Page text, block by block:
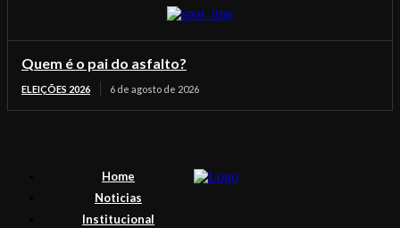
Quem é o pai do asfalto?
ELEIÇÕES 2026 6 de agosto de 2026
Home
Noticias
Institucional